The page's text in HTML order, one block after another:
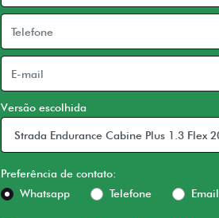
Versão escolhida
Preferência de contato:
Whatsapp
Telefone Email